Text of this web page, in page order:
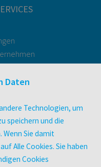
druckt.
Daten
Technologien, um
speichern und die
Wenn Sie damit
Alle Cookies. Sie haben
Cookies